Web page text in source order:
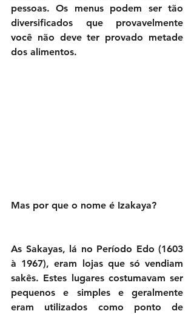
pessoas. Os menus podem ser tão
diversificados que provavelmente
você não deve ter provado metade
dos alimentos.
Mas por que o nome é Izakaya?
As Sakayas, lá no Período Edo (1603
à 1967), eram lojas que só vendiam
sakês. Estes lugares costumavam ser
pequenos e simples e geralmente
eram utilizados como ponto de